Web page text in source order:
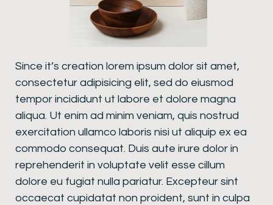
Since it’s creation lorem ipsum dolor sit amet,
consectetur adipisicing elit, sed do eiusmod
tempor incididunt ut labore et dolore magna
aliqua. Ut enim ad minim veniam, quis nostrud
exercitation ullamco laboris nisi ut aliquip ex ea
commodo consequat. Duis aute irure dolor in
reprehenderit in voluptate velit esse cillum
dolore eu fugiat nulla pariatur. Excepteur sint
occaecat cupidatat non proident, sunt in culpa